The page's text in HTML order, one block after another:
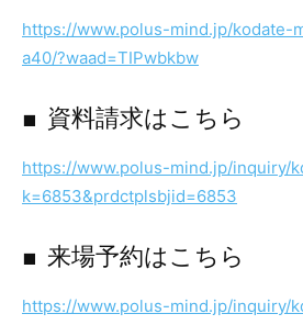
https://www.polus-mind.jp/kodate-
a40/?waad=TIPwbkbw
■ 資料請求はこちら
https://www.polus-mind.jp/inquiry/
k=6853&prdctplsbjid=6853
■ 来場予約はこちら
https://www.polus-mind.jp/inquiry/